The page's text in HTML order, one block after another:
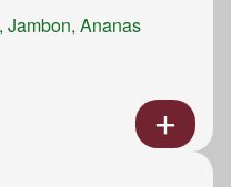
Jambon, Ananas